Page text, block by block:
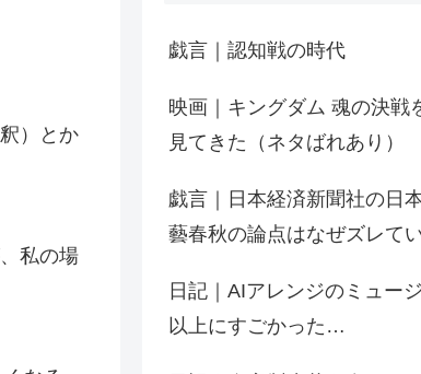
）とか
私の場
戯言｜認知戦の時代
映画｜キングダム 魂の決戦
見てきた（ネタばれあり）
戯言｜日本経済新聞社の日
藝春秋の論点はなぜズレて
日記｜AIアレンジのミュー
以上にすごかった…